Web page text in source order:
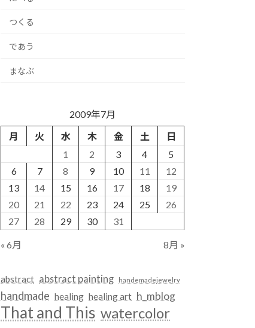
つくる
であう
まなぶ
2009年7月
月
火 水 木 金 土
日
1
2 3 4
5
6
7 8 9 10 11
12
13
14 15 16 17 18
19
20
21 22 23 24 25
26
27
28 29 30 31
« 6月 8月 »
abstract abstract painting handemadejewelry
handmade healing healing art h_mblog
That and This watercolor